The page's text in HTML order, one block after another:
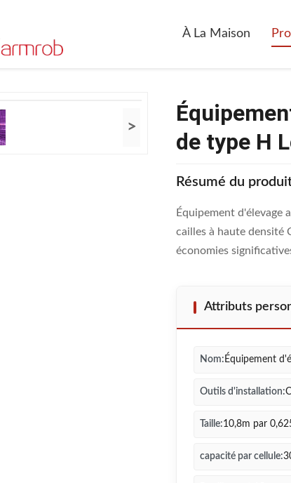
À La Maison
>
de type H
Résumé du
Équipement d'élevage
cailles à haute densité
économies
Attributs
Nom: Équipement
Outils d'installation:
Taille:10,8m par
capacité par cellule: